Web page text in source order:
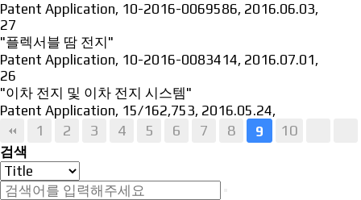
Patent Application, 10-2016-0069586, 2016.06.03,
27
"플렉서블 땀 전지"
Patent Application, 10-2016-0083414, 2016.07.01,
26
"이차 전지 및 이차 전지 시스템"
Patent Application, 15/162,753, 2016.05.24,
1 2 3 4 5 6 7 8 9 10
검색